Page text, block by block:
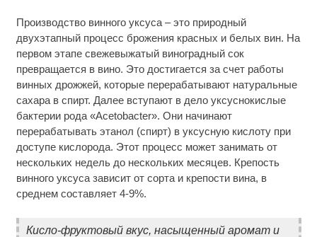
Производство винного уксуса – это природный
двухэтапный процесс брожения красных и белых вин. На
первом этапе свежевыжатый виноградный сок
превращается в вино. Это достигается за счет работы
винных дрожжей, которые перерабатывают натуральные
сахара в спирт. Далее вступают в дело уксуснокислые
бактерии рода «Acetobacter». Они начинают
перерабатывать этанол (спирт) в уксусную кислоту при
доступе кислорода. Этот процесс может занимать от
нескольких недель до нескольких месяцев. Крепость
винного уксуса зависит от сорта и крепости вина, в
среднем составляет 4-9%.
Кисло-фруктовый вкус, насыщенный аромат и